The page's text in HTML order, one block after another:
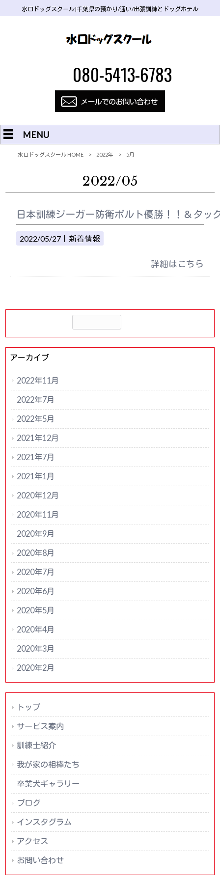
水口ドッグスクール|千葉県の預かり/通い/出張訓練とドッグホテル
080-5413-6783
MENU
水口ドッグスクール HOME > 2022年 > 5月
2022/05
日本訓練ジーガー防衛ボルト優勝！！＆タッ
2022/05/27｜ 新着情報
詳細はこちら
アーカイブ
2022年11月
2022年7月
2022年5月
2021年12月
2021年7月
2021年1月
2020年12月
2020年11月
2020年9月
2020年8月
2020年7月
2020年6月
2020年5月
2020年4月
2020年3月
2020年2月
トップ
サービス案内
訓練士紹介
我が家の相棒たち
卒業犬ギャラリー
ブログ
インスタグラム
アクセス
お問い合わせ